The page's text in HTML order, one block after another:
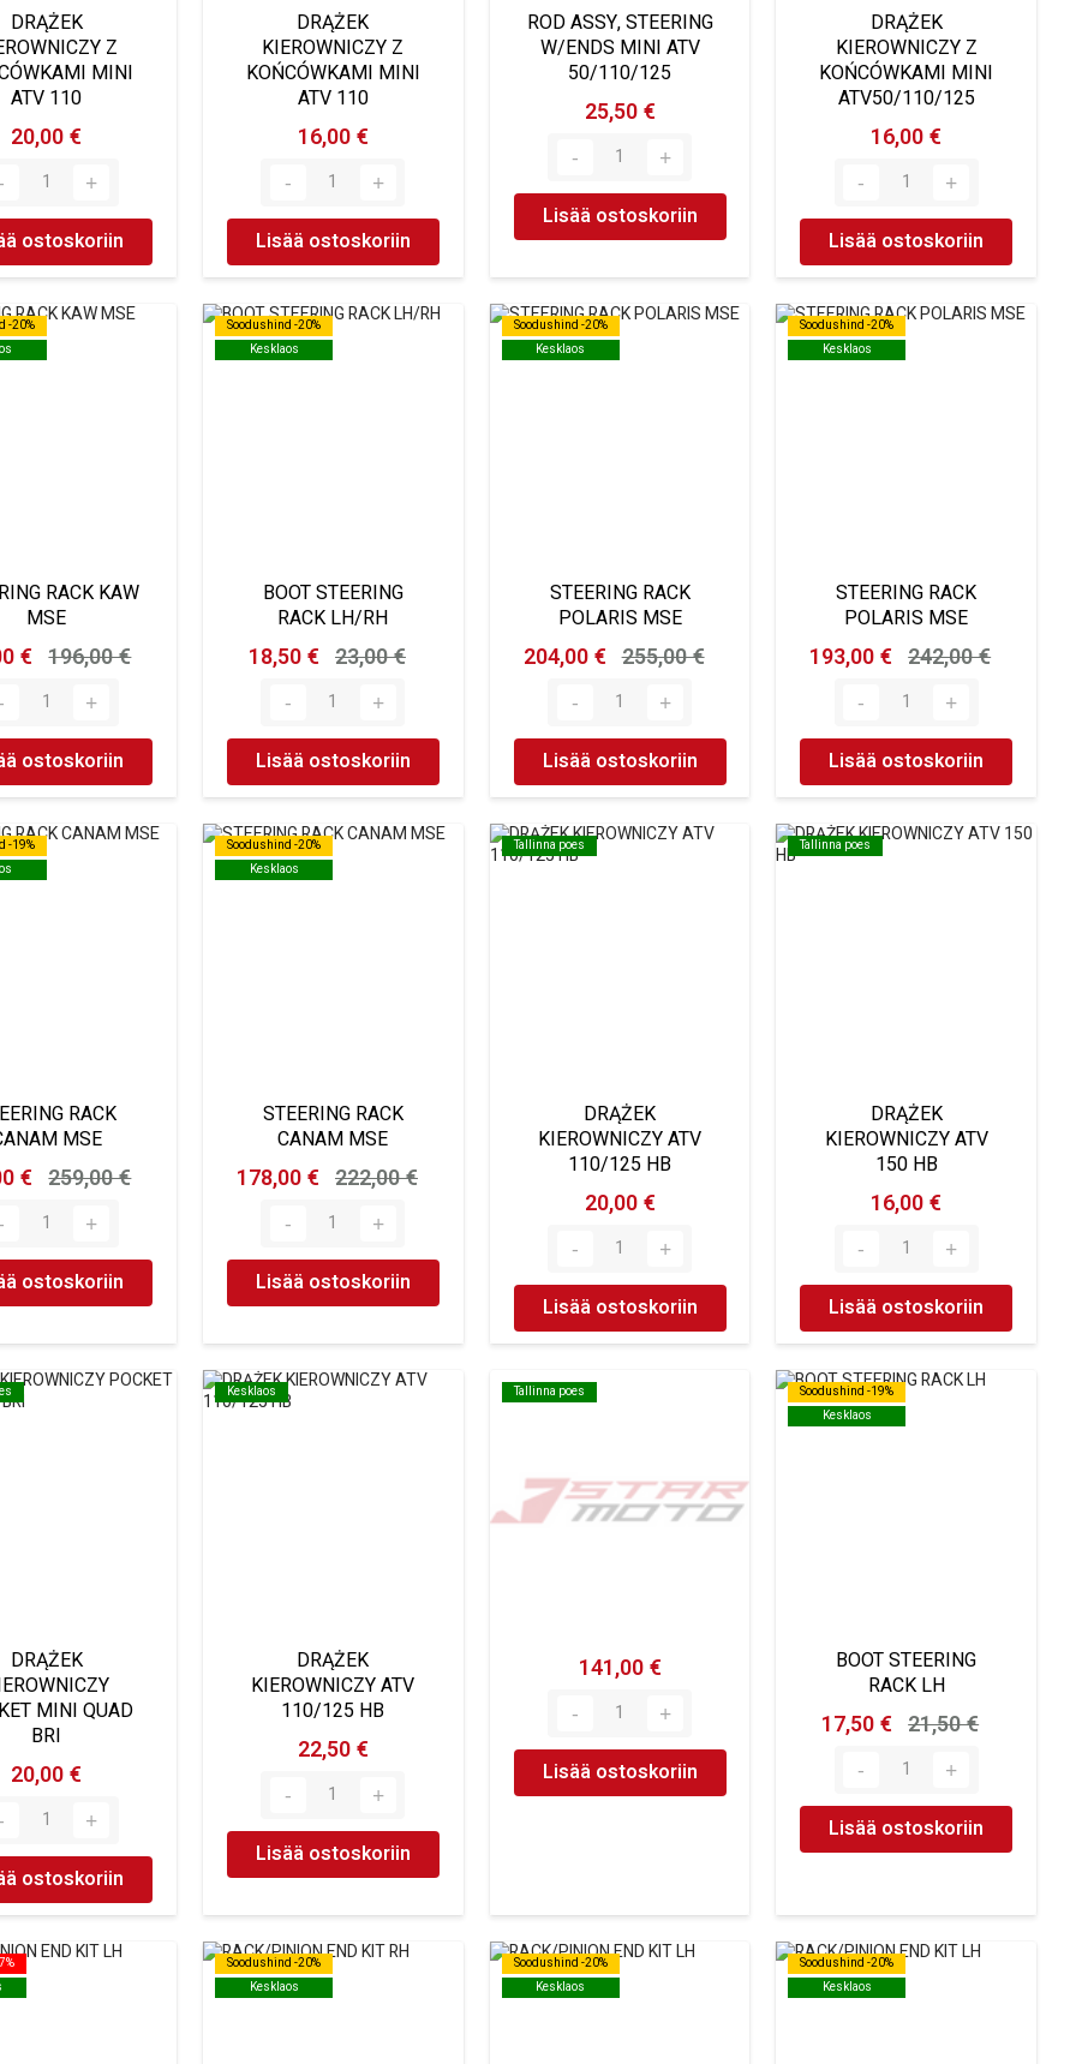
DRĄŻEK
Z
MINI
ATV 110
20,00 €
ostoskoriin
DRĄŻEK
KIEROWNICZY Z
KOŃCÓWKAMI MINI
ATV 110
16,00 €
Lisää ostoskoriin
ROD ASSY, STEERING
W/ENDS MINI ATV
50/110/125
25,50 €
Lisää ostoskoriin
DRĄŻEK
KIEROWNICZY Z
KOŃCÓWKAMI MINI
ATV50/110/125
16,00 €
Lisää ostoskoriin
-20%
-20%
RACK KAW
MSE
€ 196,00 €
ostoskoriin
Soodushind -20%
Kesklaos
Soodushind -20%
Kesklaos
BOOT STEERING
RACK LH/RH
18,50 € 23,00 €
Lisää ostoskoriin
Soodushind -20%
Kesklaos
Soodushind -20%
Kesklaos
STEERING RACK
POLARIS MSE
204,00 € 255,00 €
Lisää ostoskoriin
Soodushind -20%
Kesklaos
Soodushind -20%
Kesklaos
STEERING RACK
POLARIS MSE
193,00 € 242,00 €
Lisää ostoskoriin
-19%
-19%
RACK
MSE
€ 259,00 €
ostoskoriin
Soodushind -20%
Kesklaos
Soodushind -20%
Kesklaos
STEERING RACK
CANAM MSE
178,00 € 222,00 €
Lisää ostoskoriin
Tallinna poes
Tallinna poes
DRĄŻEK
KIEROWNICZY ATV
110/125 HB
20,00 €
Lisää ostoskoriin
Tallinna poes
Tallinna poes
DRĄŻEK
KIEROWNICZY ATV
150 HB
16,00 €
Lisää ostoskoriin
DRĄŻEK
MINI QUAD
BRI
20,00 €
ostoskoriin
Kesklaos
Kesklaos
DRĄŻEK
KIEROWNICZY ATV
110/125 HB
22,50 €
Lisää ostoskoriin
Tallinna poes
Tallinna poes
141,00 €
Lisää ostoskoriin
Soodushind -19%
Kesklaos
Soodushind -19%
Kesklaos
BOOT STEERING
RACK LH
17,50 € 21,50 €
Lisää ostoskoriin
Soodushind -20%
Kesklaos
Soodushind -20%
Kesklaos
Soodushind -20%
Kesklaos
Soodushind -20%
Kesklaos
Soodushind -20%
Kesklaos
Soodushind -20%
Kesklaos